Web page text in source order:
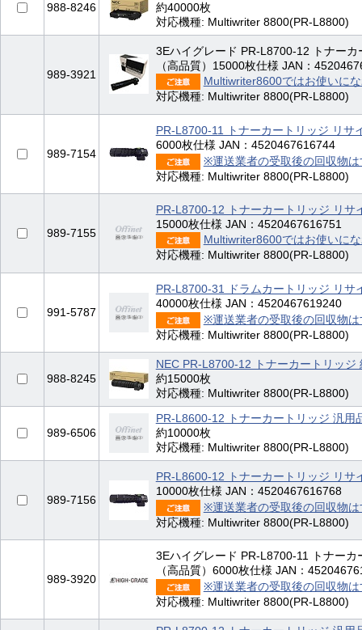
988-8246
約40000枚
対応機種: Multiwriter 8800(PR-L8800)
989-3921
3Eハイグレード PR-L8700-12 トナーカ
（高品質）15000枚仕様 JAN：
Multiwriter8600ではお使いに
対応機種: Multiwriter 8800(PR-L8800)
989-7154
PR-L8700-11 トナーカートリッジ リサ
6000枚仕様 JAN：4520467616744
※運送業者の受取後の回収物
対応機種: Multiwriter 8800(PR-L8800)
989-7155
PR-L8700-12 トナーカートリッジ リサ
15000枚仕様 JAN：4520467616751
Multiwriter8600ではお使いに
対応機種: Multiwriter 8800(PR-L8800)
991-5787
PR-L8700-31 ドラムカートリッジ リサ
40000枚仕様 JAN：4520467619240
※運送業者の受取後の回収物
対応機種: Multiwriter 8800(PR-L8800)
988-8245
NEC PR-L8700-12 トナーカートリッジ
約15000枚
対応機種: Multiwriter 8800(PR-L8800)
989-6506
PR-L8600-12 トナーカートリッジ 汎用
約10000枚
対応機種: Multiwriter 8800(PR-L8800)
989-7156
PR-L8600-12 トナーカートリッジ リサ
10000枚仕様 JAN：4520467616768
※運送業者の受取後の回収物
対応機種: Multiwriter 8800(PR-L8800)
989-3920
3Eハイグレード PR-L8700-11 トナーカ
（高品質）6000枚仕様 JAN：
※運送業者の受取後の回収物
対応機種: Multiwriter 8800(PR-L8800)